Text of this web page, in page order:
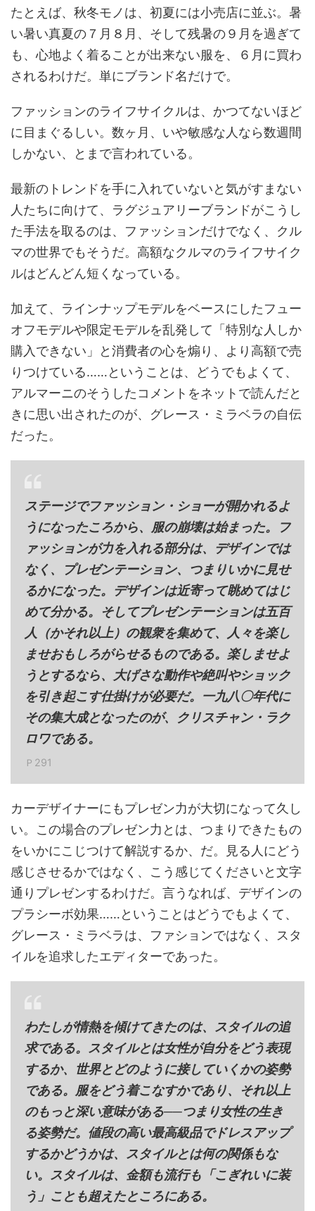
たとえば、秋冬モノは、初夏には小売店に並ぶ。暑
い暑い真夏の７月８月、そして残暑の９月を過ぎて
も、心地よく着ることが出来ない服を、６月に買わ
されるわけだ。単にブランド名だけで。
ファッションのライフサイクルは、かつてないほど
に目まぐるしい。数ヶ月、いや敏感な人なら数週間
しかない、とまで言われている。
最新のトレンドを手に入れていないと気がすまない
人たちに向けて、ラグジュアリーブランドがこうし
た手法を取るのは、ファッションだけでなく、クル
マの世界でもそうだ。高額なクルマのライフサイク
ルはどんどん短くなっている。
加えて、ラインナップモデルをベースにしたフュー
オフモデルや限定モデルを乱発して「特別な人しか
購入できない」と消費者の心を煽り、より高額で売
りつけている……ということは、どうでもよくて、
アルマーニのそうしたコメントをネットで読んだと
きに思い出されたのが、グレース・ミラベラの自伝
だった。
ステージでファッション・ショーが開かれるよ
うになったころから、服の崩壊は始まった。フ
ァッションが力を入れる部分は、デザインでは
なく、プレゼンテーション、つまりいかに見せ
るかになった。デザインは近寄って眺めてはじ
めて分かる。そしてプレゼンテーションは五百
人（かそれ以上）の観衆を集めて、人々を楽し
ませおもしろがらせるものである。楽しませよ
うとするなら、大げさな動作や絶叫やショック
を引き起こす仕掛けが必要だ。一九八〇年代に
その集大成となったのが、クリスチャン・ラク
ロワである。
Ｐ291
カーデザイナーにもプレゼン力が大切になって久し
い。この場合のプレゼン力とは、つまりできたもの
をいかにこじつけて解説するか、だ。見る人にどう
感じさせるかではなく、こう感じてくださいと文字
通りプレゼンするわけだ。言うなれば、デザインの
プラシーボ効果……ということはどうでもよくて、
グレース・ミラベラは、ファションではなく、スタ
イルを追求したエディターであった。
わたしが情熱を傾けてきたのは、スタイルの追
求である。スタイルとは女性が自分をどう表現
するか、世界とどのように接していくかの姿勢
である。服をどう着こなすかであり、それ以上
のもっと深い意味がある──つまり女性の生き
る姿勢だ。値段の高い最高級品でドレスアップ
するかどうかは、スタイルとは何の関係もな
い。スタイルは、金額も流行も「こぎれいに装
う」ことも超えたところにある。